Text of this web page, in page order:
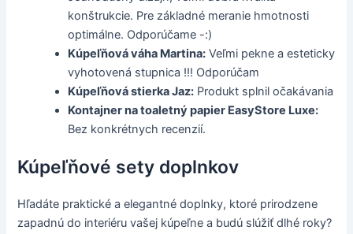
konštrukcie. Pre základné meranie hmotnosti
optimálne. Odporúčame -:)
Kúpeľňová váha Martina: Veľmi pekne a esteticky
vyhotovená stupnica !!! Odporúčam
Kúpeľňová stierka Jaz: Produkt splnil očakávania
Kontajner na toaletný papier EasyStore Luxe:
Bez konkrétnych recenzií.
Kúpeľňové sety doplnkov
Hľadáte praktické a elegantné doplnky, ktoré prirodzene
zapadnú do interiéru vašej kúpeľne a budú slúžiť dlhé roky?